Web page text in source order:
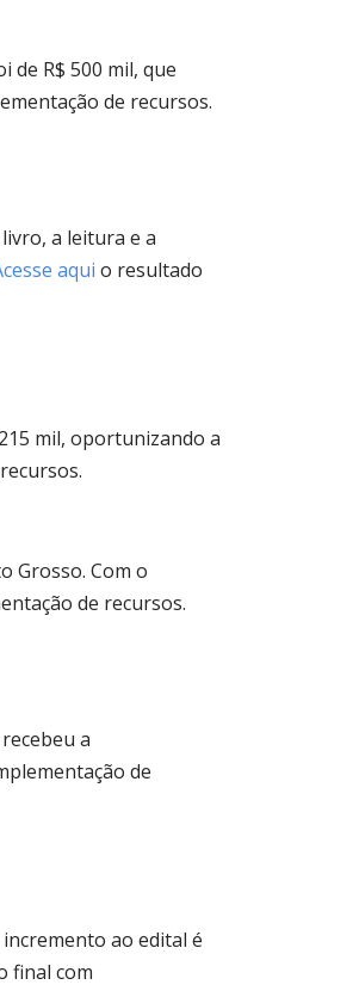
de R$ 500 mil, que
de recursos.
a leitura e a
aqui o resultado
mil, oportunizando a
Grosso. Com o
de recursos.
a
de
ao edital é
final com